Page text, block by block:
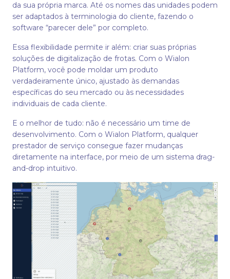
da sua própria marca. Até os nomes das unidades podem
ser adaptados à terminologia do cliente, fazendo o
software “parecer dele” por completo.
Essa flexibilidade permite ir além: criar suas próprias
soluções de digitalização de frotas. Com o Wialon
Platform, você pode moldar um produto
verdadeiramente único, ajustado às demandas
específicas do seu mercado ou às necessidades
individuais de cada cliente.
E o melhor de tudo: não é necessário um time de
desenvolvimento. Com o Wialon Platform, qualquer
prestador de serviço consegue fazer mudanças
diretamente na interface, por meio de um sistema drag-
and-drop intuitivo.